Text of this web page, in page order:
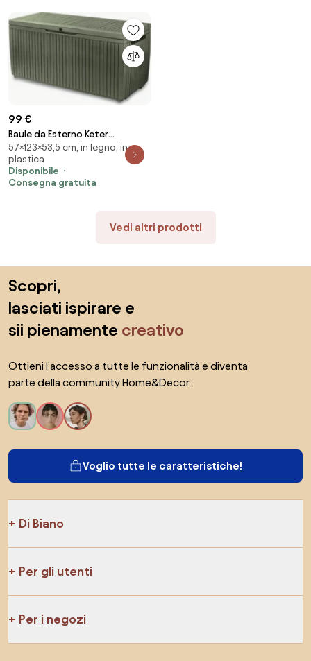
99 €
Baule da Esterno Keter
Springwood 123x53,5x57 cm in
Resina Verde...
57×123×53,5 cm, in legno, in
plastica
Disponibile
Consegna gratuita
Vedi altri prodotti
Scopri,
lasciati ispirare e
sii pienamente creativo
Ottieni l'accesso a tutte le funzionalità e diventa
parte della community Home&Decor.
Voglio tutte le caratteristiche!
Di Biano
Per gli utenti
Per i negozi